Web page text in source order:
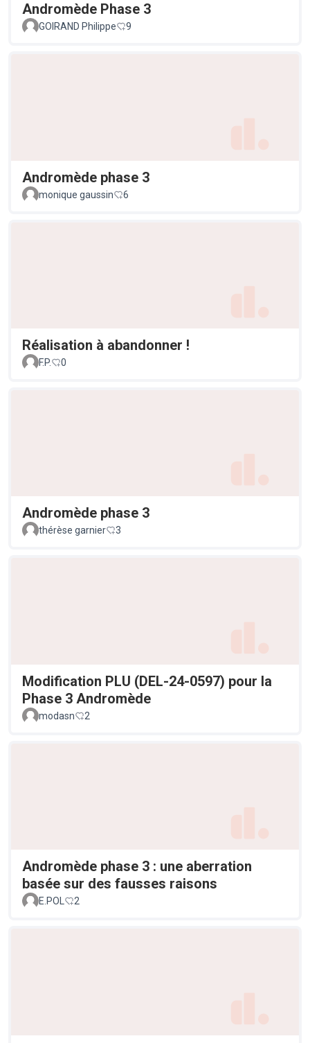
Andromède Phase 3
GOIRAND Philippe 9
Andromède phase 3
monique gaussin 6
Réalisation à abandonner !
F.P. 0
Andromède phase 3
thérèse garnier 3
Modification PLU (DEL-24-0597) pour la
Phase 3 Andromède
modasn 2
Andromède phase 3 : une aberration
basée sur des fausses raisons
E.POL 2